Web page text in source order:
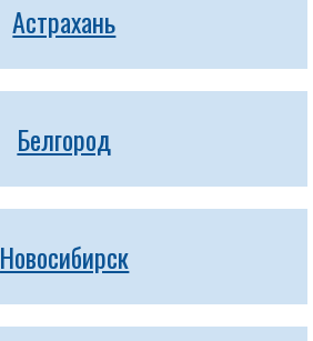
Астрахань
Белгород
Новосибирск